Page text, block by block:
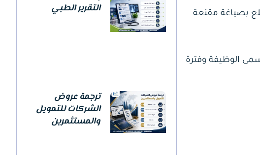
التقرير الطبي
ترجمة عروض
الشركات للتمويل
والمستثمرين
بصياغة مقنعة
الوظيفة وفترة